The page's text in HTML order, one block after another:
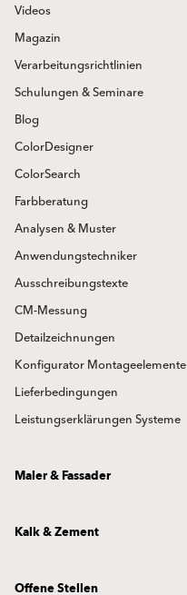
Videos
Magazin
Verarbeitungsrichtlinien
Schulungen & Seminare
Blog
ColorDesigner
ColorSearch
Farbberatung
Analysen & Muster
Anwendungstechniker
Ausschreibungstexte
CM-Messung
Detailzeichnungen
Konfigurator Montageelemente
Lieferbedingungen
Leistungserklärungen Systeme
Maler & Fassader
Kalk & Zement
Offene Stellen